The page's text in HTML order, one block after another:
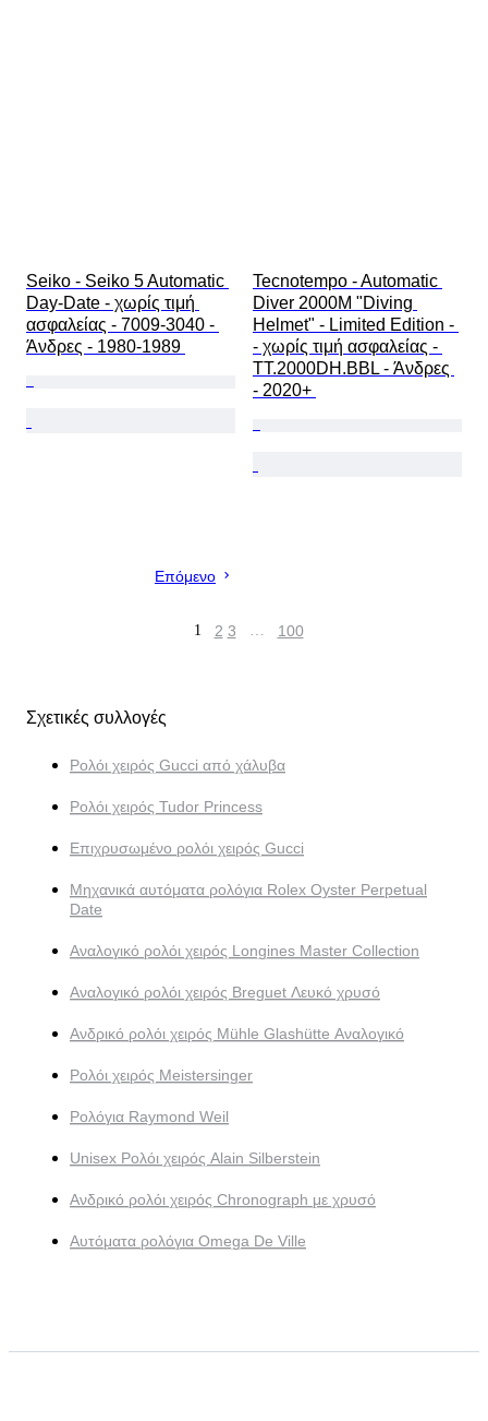
Seiko - Seiko 5 Automatic
Day-Date - χωρίς τιμή
ασφαλείας - 7009-3040 -
Άνδρες - 1980-1989
Tecnotempo - Automatic
Diver 2000M "Diving
Helmet" - Limited Edition -
- χωρίς τιμή ασφαλείας -
TT.2000DH.BBL - Άνδρες
- 2020+
Επόμενο
1 2 3 … 100
Σχετικές συλλογές
Ρολόι χειρός Gucci από χάλυβα
Ρολόι χειρός Tudor Princess
Επιχρυσωμένο ρολόι χειρός Gucci
Μηχανικά αυτόματα ρολόγια Rolex Oyster Perpetual
Date
Αναλογικό ρολόι χειρός Longines Master Collection
Αναλογικό ρολόι χειρός Breguet Λευκό χρυσό
Ανδρικό ρολόι χειρός Mühle Glashütte Αναλογικό
Ρολόι χειρός Meistersinger
Ρολόγια Raymond Weil
Unisex Ρολόι χειρός Alain Silberstein
Ανδρικό ρολόι χειρός Chronograph με χρυσό
Αυτόματα ρολόγια Omega De Ville